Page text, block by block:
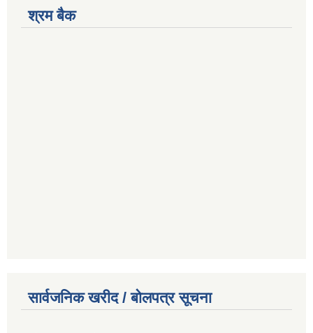
श्रम बैक
सार्वजनिक खरीद / बोलपत्र सूचना